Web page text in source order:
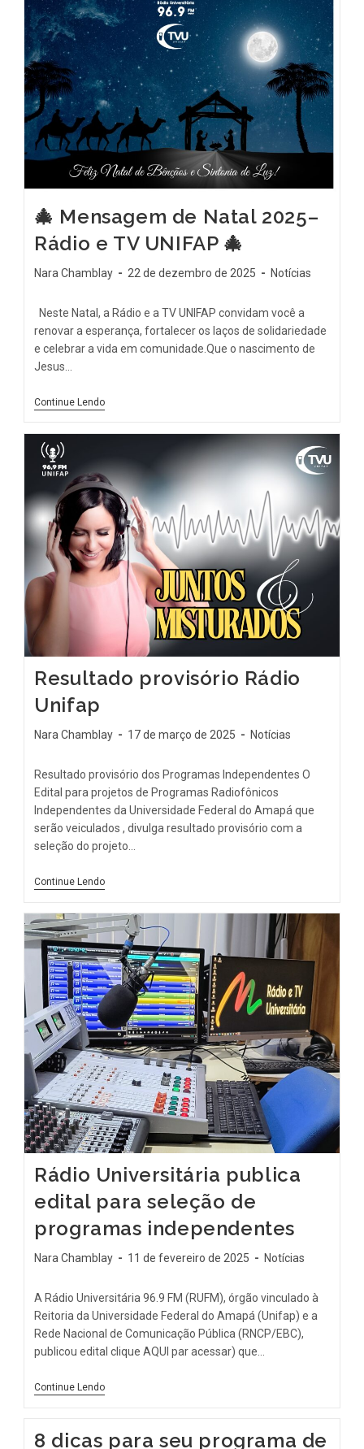
🎄 Mensagem de Natal 2025–
Rádio e TV UNIFAP 🎄
Nara Chamblay 22 de dezembro de 2025 Notícias
Neste Natal, a Rádio e a TV UNIFAP convidam você a
renovar a esperança, fortalecer os laços de solidariedade
e celebrar a vida em comunidade.Que o nascimento de
Jesus…
Continue Lendo
Resultado provisório Rádio
Unifap
Nara Chamblay 17 de março de 2025 Notícias
Resultado provisório dos Programas Independentes O
Edital para projetos de Programas Radiofônicos
Independentes da Universidade Federal do Amapá que
serão veiculados , divulga resultado provisório com a
seleção do projeto…
Continue Lendo
Rádio Universitária publica
edital para seleção de
programas independentes
Nara Chamblay 11 de fevereiro de 2025 Notícias
A Rádio Universitária 96.9 FM (RUFM), órgão vinculado à
Reitoria da Universidade Federal do Amapá (Unifap) e a
Rede Nacional de Comunicação Pública (RNCP/EBC),
publicou edital clique AQUI par acessar) que…
Continue Lendo
8 dicas para seu programa de